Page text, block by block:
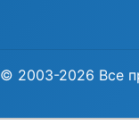
© 2003-2026 Все